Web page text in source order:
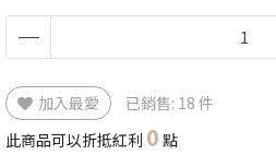
加入最愛
已銷售: 18 件
此商品可以折抵紅利 0 點